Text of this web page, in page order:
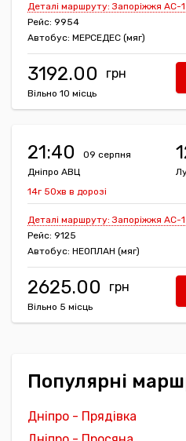
Деталі маршруту: Запоріжжя АС-
Рейс: 9954
Автобус: МЕРСЕДЕС (мяг)
3192.00
Вільно 10 місць
21:40
09 серпня
Дніпро АВЦ
14г 50хв в дорозі
Деталі маршруту: Запоріжжя АС-
Рейс: 9125
Автобус: НЕОПЛАН (мяг)
2625.00
Вільно 5 місць
Популярні
Дніпро - Прядівка